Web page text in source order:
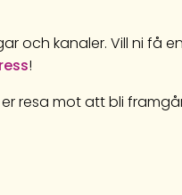
och kanaler. Vill ni få
!
resa mot att bli